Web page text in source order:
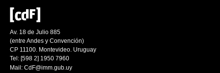
Av. 18 de Julio 885
(entre Andes y Convención)
CP 11100. Montevideo. Uruguay
Tel: [598 2] 1950 7960
Mail: CdF@imm.gub.uy